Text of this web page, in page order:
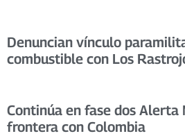
Denuncian vínculo
combustible con Los
Continúa en fase dos Alerta
frontera con Colombia